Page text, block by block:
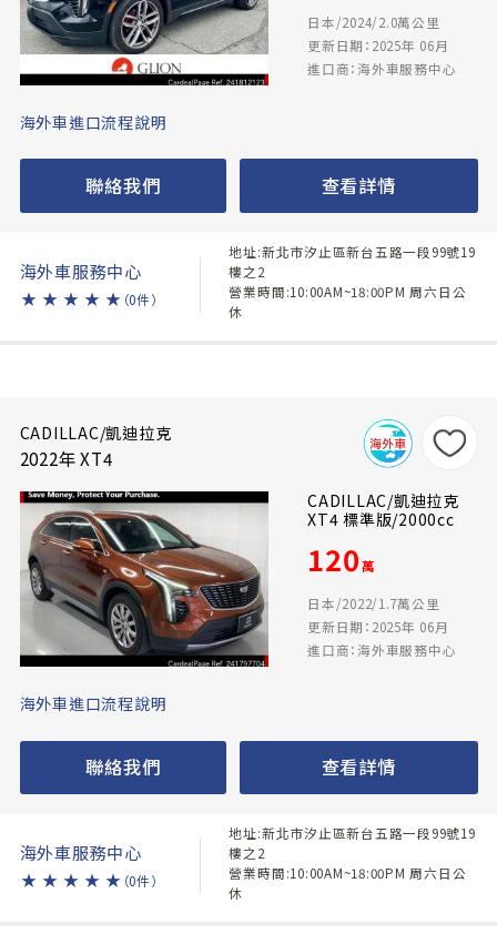
日本/2024/2.0萬公里
更新日期：2025年 06月
進口商：海外車服務中心
海外車進口流程說明
聯絡我們 查看詳情
海外車服務中心
★ ★ ★ ★ ★ （0件）
地址:新北市汐止區新台五路一段99號19
樓之2
營業時間:10:00AM~18:00PM 周六日公
休
CADILLAC/凱迪拉克
2022年 XT4
CADILLAC/凱迪拉克
XT4 標準版/2000cc
120萬
日本/2022/1.7萬公里
更新日期：2025年 06月
進口商：海外車服務中心
海外車進口流程說明
聯絡我們 查看詳情
海外車服務中心
★ ★ ★ ★ ★ （0件）
地址:新北市汐止區新台五路一段99號19
樓之2
營業時間:10:00AM~18:00PM 周六日公
休